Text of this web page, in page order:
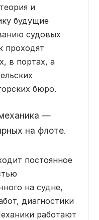
и
будущие
судовых
проходят
в портах, а
бюро.
—
на флоте.
постоянное
на судне,
диагностики
работают